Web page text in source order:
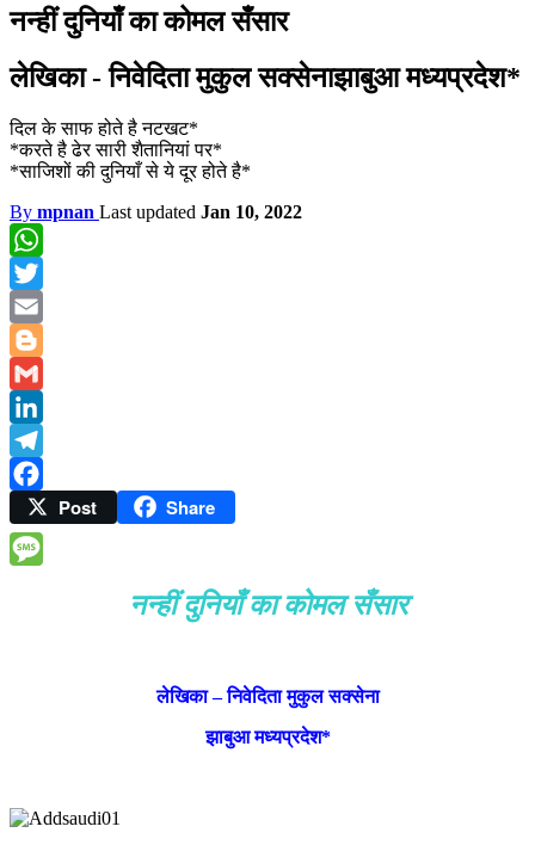
नन्हीं दुनियाँ का कोमल सँसार
लेखिका - निवेदिता मुकुल सक्सेनाझाबुआ मध्यप्रदेश*
दिल के साफ होते है नटखट*
*करते है ढेर सारी शैतानियां पर*
*साजिशों की दुनियाँ से ये दूर होते है*
By mpnan Last updated Jan 10, 2022
WhatsApp
Twitter
Email
Blogger
Gmail
LinkedIn
Telegram
Facebook
Post Share
नन्हीं दुनियाँ का कोमल सँसार
लेखिका – निवेदिता मुकुल सक्सेना
झाबुआ मध्यप्रदेश*